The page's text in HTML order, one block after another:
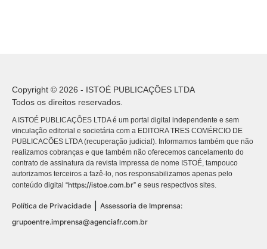
Copyright © 2026 - ISTOÉ PUBLICAÇÕES LTDA
Todos os direitos reservados.
A ISTOÉ PUBLICAÇÕES LTDA é um portal digital independente e sem
vinculação editorial e societária com a EDITORA TRES COMÉRCIO DE
PUBLICACÕES LTDA (recuperação judicial). Informamos também que não
realizamos cobranças e que também não oferecemos cancelamento do
contrato de assinatura da revista impressa de nome ISTOÉ, tampouco
autorizamos terceiros a fazê-lo, nos responsabilizamos apenas pelo
conteúdo digital “https://istoe.com.br” e seus respectivos sites.
Política de Privacidade
Assessoria de Imprensa:
grupoentre.imprensa@agenciafr.com.br